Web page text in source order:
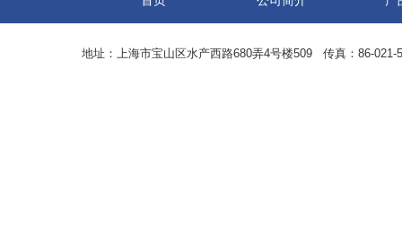
地址：上海市宝山区水产西路680弄4号楼509 传真：86-